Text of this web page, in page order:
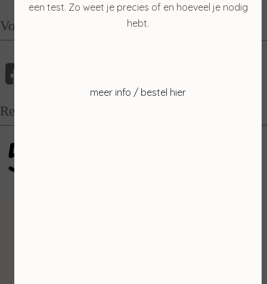
Volg mij
Recensies
5
een test. Zo weet je precies of en hoeveel je nodig
hebt.
meer info / bestel hier